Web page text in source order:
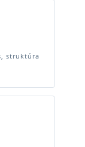
struktúra